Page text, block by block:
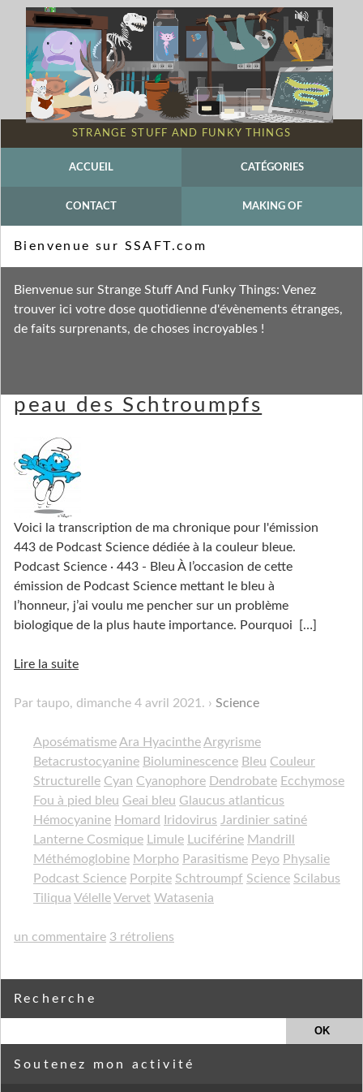
STRANGE STUFF AND FUNKY THINGS
ACCUEIL CATÉGORIES
CONTACT MAKING OF
Fil des commentaires
peau des Schtroumpfs
Voici la transcription de ma chronique pour l'émission
443 de Podcast Science dédiée à la couleur bleue.
Podcast Science · 443 - Bleu À l’occasion de cette
émission de Podcast Science mettant le bleu à
l’honneur, j’ai voulu me pencher sur un problème
biologique de la plus haute importance. Pourquoi
[…]
Lire la suite
Par taupo, dimanche 4 avril 2021 . Science
Aposématisme Ara Hyacinthe Argyrisme
Betacrustocyanine Bioluminescence Bleu Couleur
Structurelle Cyan Cyanophore Dendrobate Ecchymose
Fou à pied bleu Geai bleu Glaucus atlanticus
Hémocyanine Homard Iridovirus Jardinier satiné
Lanterne Cosmique Limule Luciférine Mandrill
Méthémoglobine Morpho Parasitisme Peyo Physalie
Podcast Science Porpite Schtroumpf Science Scilabus
Tiliqua VélelleVervet Watasenia
un commentaire 3 rétroliens
Bienvenue sur SSAFT.com
Bienvenue sur Strange Stuff And Funky Things: Venez
trouver ici votre dose quotidienne d'évènements étranges,
de faits surprenants, de choses incroyables !
Recherche
Soutenez mon activité